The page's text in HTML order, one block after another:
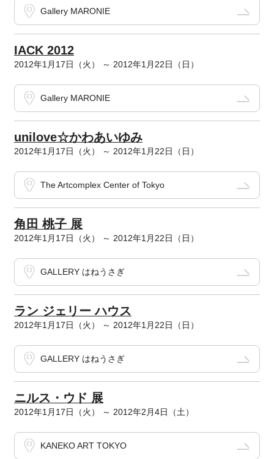
Gallery MARONIE
IACK 2012
2012年1月17日（火） ～ 2012年1月22日（日）
Gallery MARONIE
unilove☆かわあいゆみ
2012年1月17日（火） ～ 2012年1月22日（日）
The Artcomplex Center of Tokyo
角田 桃子 展
2012年1月17日（火） ～ 2012年1月22日（日）
GALLERY はねうさぎ
ラン ジェリー ハウス
2012年1月17日（火） ～ 2012年1月22日（日）
GALLERY はねうさぎ
ニルス・ウド 展
2012年1月17日（火） ～ 2012年2月4日（土）
KANEKO ART TOKYO